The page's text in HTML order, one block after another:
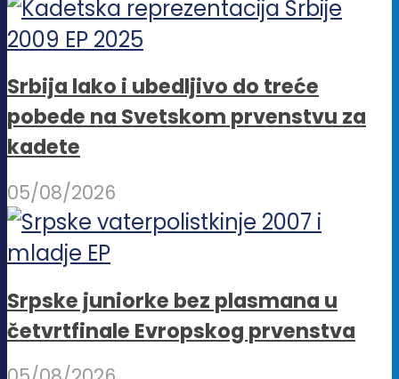
Srbija lako i ubedljivo do treće
pobede na Svetskom prvenstvu za
kadete
05/08/2026
Srpske juniorke bez plasmana u
četvrtfinale Evropskog prvenstva